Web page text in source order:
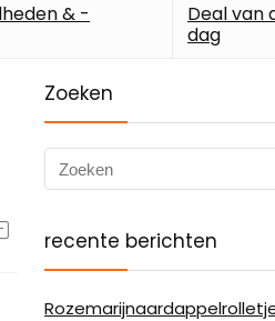
& -
Deal van
dag
Zoeken
recente berichten